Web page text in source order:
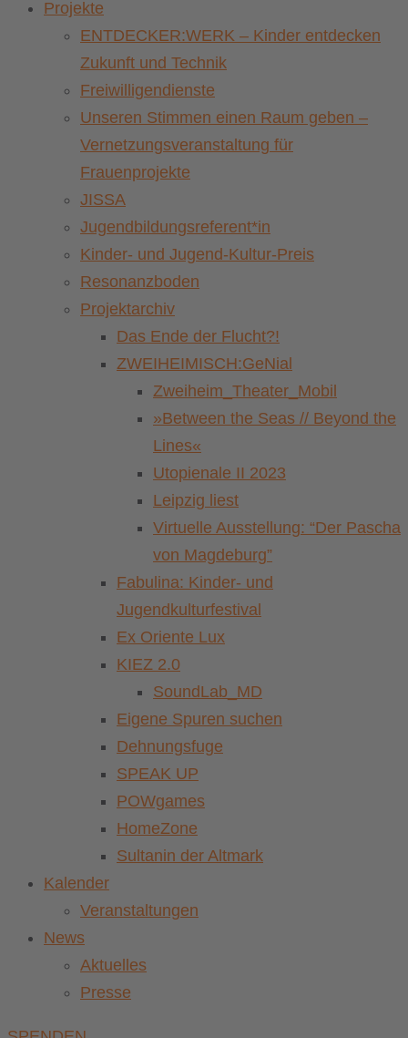
Projekte
ENTDECKER:WERK – Kinder entdecken
Zukunft und Technik
Freiwilligendienste
Unseren Stimmen einen Raum geben –
Vernetzungsveranstaltung für
Frauenprojekte
JISSA
Jugendbildungsreferent*in
Kinder- und Jugend-Kultur-Preis
Resonanzboden
Projektarchiv
Das Ende der Flucht?!
ZWEIHEIMISCH:GeNial
Zweiheim_Theater_Mobil
»Between the Seas // Beyond the
Lines«
Utopienale II 2023
Leipzig liest
Virtuelle Ausstellung: “Der Pascha
von Magdeburg”
Fabulina: Kinder- und
Jugendkulturfestival
Ex Oriente Lux
KIEZ 2.0
SoundLab_MD
Eigene Spuren suchen
Dehnungsfuge
SPEAK UP
POWgames
HomeZone
Sultanin der Altmark
Kalender
Veranstaltungen
News
Aktuelles
Presse